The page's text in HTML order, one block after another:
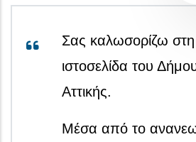
Σας καλωσορίζω
ιστοσελίδα του
Αττικής.
Μέσα από το